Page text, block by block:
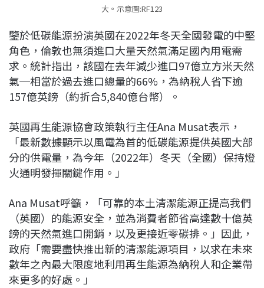
大。示意圖:RF123
鑒於低碳能源扮演英國在2022年冬天全國發電的中堅
角色，倫敦也無須進口大量天然氣滿足國內用電需
求。統計指出，該國在去年減少進口97億立方米天然
氣─相當於過去進口總量的66%，為納稅人省下逾
157億英鎊（約折合5,840億台幣）。
英國再生能源協會政策執行主任Ana Musat表示，
「最新數據顯示以風電為首的低碳能源提供英國大部
分的供電量，為今年（2022年）冬天（全國）保持燈
火通明發揮關鍵作用。」
Ana Musat呼籲，「可靠的本土清潔能源正提高我們
（英國）的能源安全，並為消費者節省高達數十億英
鎊的天然氣進口開銷，以及更接近零碳排。」因此，
政府「需要盡快推出新的清潔能源項目，以求在未來
數年之內最大限度地利用再生能源為納稅人和企業帶
來更多的好處。」